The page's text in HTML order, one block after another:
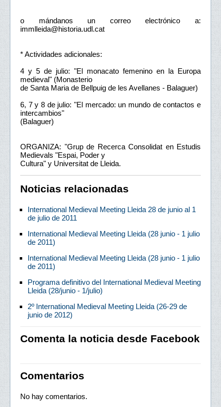
o mándanos un correo electrónico a:
immlleida@historia.udl.cat
* Actividades adicionales:
4 y 5 de julio: "El monacato femenino en la Europa
medieval" (Monasterio
de Santa Maria de Bellpuig de les Avellanes - Balaguer)
6, 7 y 8 de julio: "El mercado: un mundo de contactos e
intercambios"
(Balaguer)
ORGANIZA: "Grup de Recerca Consolidat en Estudis
Medievals "Espai, Poder y
Cultura" y Universitat de Lleida.
Noticias relacionadas
International Medieval Meeting Lleida 28 de junio al 1
de julio de 2011
International Medieval Meeting Lleida (28 junio - 1 julio
de 2011)
International Medieval Meeting Lleida (28 junio - 1 julio
de 2011)
Programa definitivo del International Medieval Meeting
Lleida (28/junio - 1/julio)
2º International Medieval Meeting Lleida (26-29 de
junio de 2012)
Comenta la noticia desde Facebook
Comentarios
No hay comentarios.